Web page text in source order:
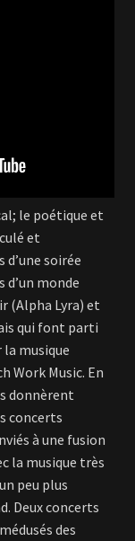
le poétique et
et
soirée
d’un monde
(Alpha Lyra) et
qui font parti
musique
Work Music. En
donnèrent
concerts
à une fusion
la musique très
peu plus
Deux concerts
des